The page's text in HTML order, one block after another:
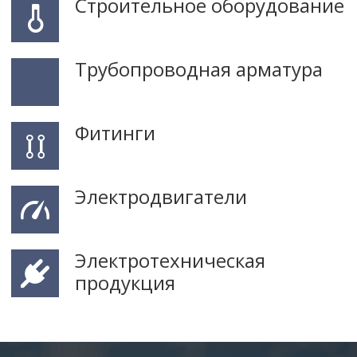
Трубопроводная арматура
Фитинги
Электродвигатели
Электротехническая
продукция